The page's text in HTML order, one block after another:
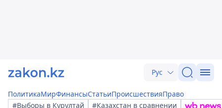
Рус
ПолитикаМирФинансыСтатьиПроисшествияПраво
#Выборы в Курултай
#Казахстан в сравнении